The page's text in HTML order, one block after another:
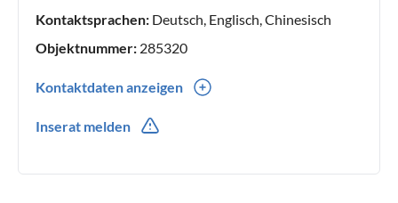
Kontaktsprachen: Deutsch, Englisch, Chinesisch
Objektnummer: 285320
Kontaktdaten anzeigen
Inserat melden